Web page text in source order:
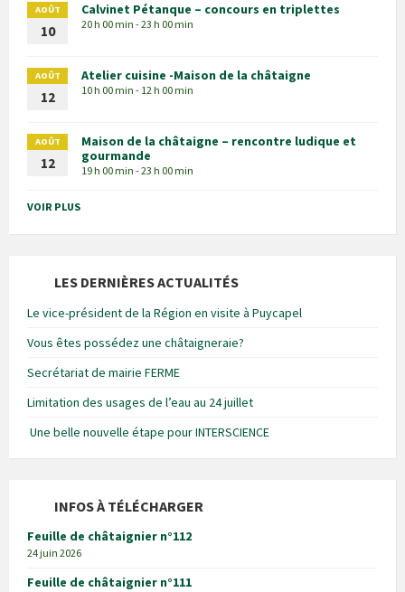
AOÛT
10
Calvinet Pétanque – concours en triplettes
20 h 00 min - 23 h 00 min
AOÛT
12
Atelier cuisine -Maison de la châtaigne
10 h 00 min - 12 h 00 min
AOÛT
12
Maison de la châtaigne – rencontre ludique et
gourmande
19 h 00 min - 23 h 00 min
VOIR PLUS
LES DERNIÈRES ACTUALITÉS
Le vice-président de la Région en visite à Puycapel
Vous êtes possédez une châtaigneraie?
Secrétariat de mairie FERME
Limitation des usages de l’eau au 24 juillet
Une belle nouvelle étape pour INTERSCIENCE
INFOS À TÉLÉCHARGER
Feuille de châtaignier n°112
24 juin 2026
Feuille de châtaignier n°111